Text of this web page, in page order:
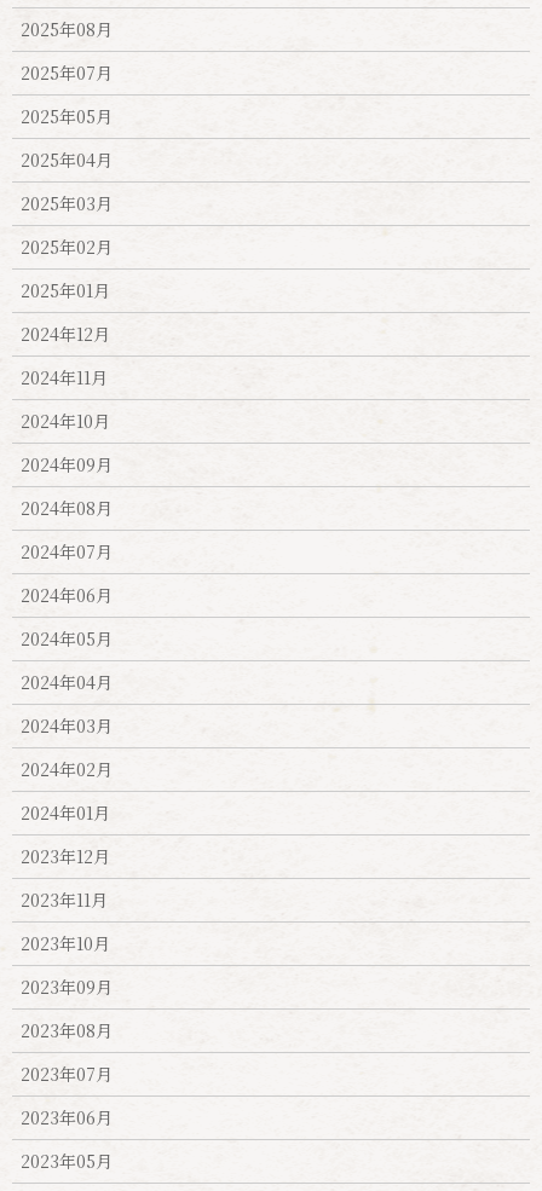
2025年08月
2025年07月
2025年05月
2025年04月
2025年03月
2025年02月
2025年01月
2024年12月
2024年11月
2024年10月
2024年09月
2024年08月
2024年07月
2024年06月
2024年05月
2024年04月
2024年03月
2024年02月
2024年01月
2023年12月
2023年11月
2023年10月
2023年09月
2023年08月
2023年07月
2023年06月
2023年05月